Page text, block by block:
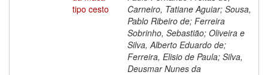
tipo cesto
Carneiro, Tatiane Aguiar; Sousa,
Pablo Ribeiro de; Ferreira
Sobrinho, Sebastião; Oliveira e
Silva, Alberto Eduardo de;
Ferreira, Elisio de Paula; Silva,
Deusmar Nunes da